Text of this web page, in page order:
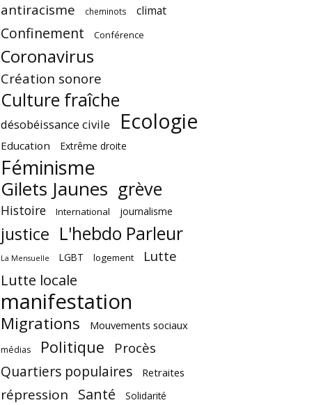
antiracisme cheminots climat
Confinement Conférence
Coronavirus
Création sonore
Culture fraîche
désobéissance civile Ecologie
Education Extrême droite
Féminisme
Gilets Jaunes grève
Histoire International journalisme
justice L'hebdo Parleur
La Mensuelle LGBT logement Lutte
Lutte locale
manifestation
Migrations Mouvements sociaux
médias Politique Procès
Quartiers populaires Retraites
répression Santé Solidarité